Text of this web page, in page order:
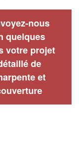
nous
quelques
votre projet
de
et